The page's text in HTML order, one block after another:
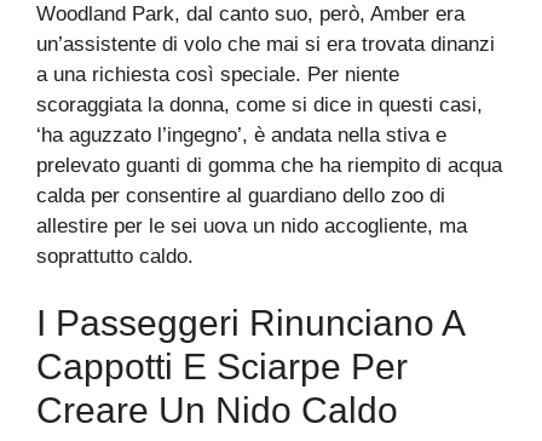
Woodland Park, dal canto suo, però, Amber era
un’assistente di volo che mai si era trovata dinanzi
a una richiesta così speciale. Per niente
scoraggiata la donna, come si dice in questi casi,
‘ha aguzzato l’ingegno’, è andata nella stiva e
prelevato guanti di gomma che ha riempito di acqua
calda per consentire al guardiano dello zoo di
allestire per le sei uova un nido accogliente, ma
soprattutto caldo.
I Passeggeri Rinunciano A
Cappotti E Sciarpe Per
Creare Un Nido Caldo